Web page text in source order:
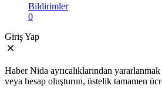
Bildirimler
0
Giriş Yap
Haber Nida ayrıcalıklarından
veya hesap oluşturun, üstelik tamamen